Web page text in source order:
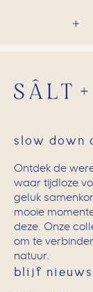
slow down
Ontdek de
waar tijdloze
geluk
mooie
deze. Onze
om te
natuur.
blijf